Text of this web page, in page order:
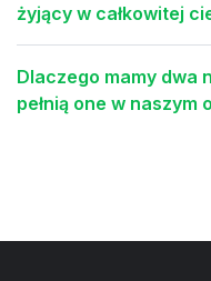
żyjący w całkowitej
Dlaczego mamy dwa
pełnią one w naszym